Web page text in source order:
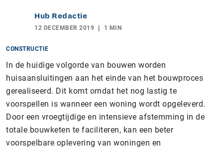
Hub Redactie
12 DECEMBER 2019 1 MIN
CONSTRUCTIE
In de huidige volgorde van bouwen worden
huisaansluitingen aan het einde van het bouwproces
gerealiseerd. Dit komt omdat het nog lastig te
voorspellen is wanneer een woning wordt opgeleverd.
Door een vroegtijdige en intensieve afstemming in de
totale bouwketen te faciliteren, kan een beter
voorspelbare oplevering van woningen en